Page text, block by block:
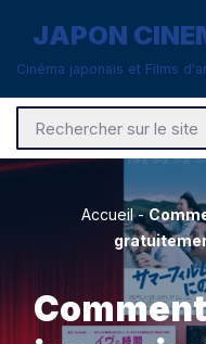
Aller
contenu
JAPON
Cinéma japonais et Films
Accueil-